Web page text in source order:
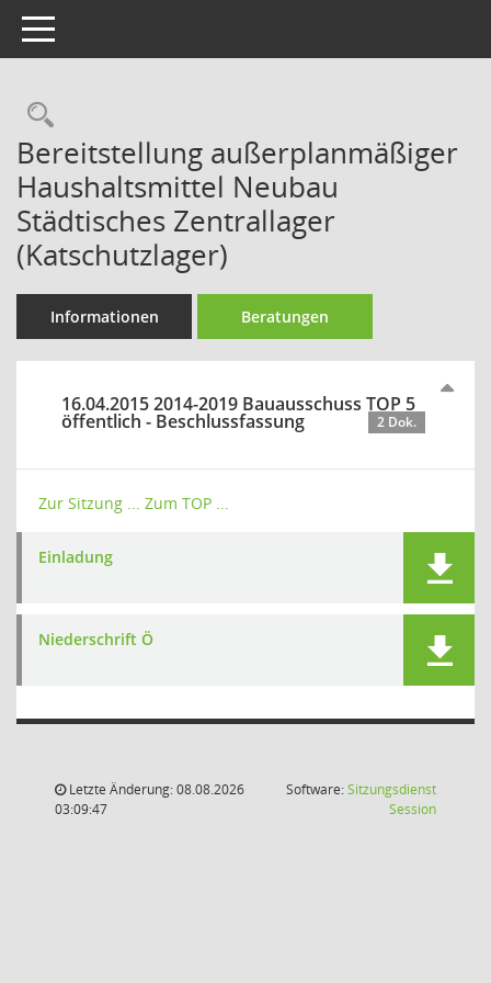
Toggle navigation
Rechercheauswahl
Bereitstellung außerplanmäßiger
Haushaltsmittel Neubau
Städtisches Zentrallager
(Katschutzlager)
Informationen Beratungen
16.04.2015 2014-2019 Bauausschuss TOP 5
öffentlich - Beschlussfassung 2 Dok.
Zur Sitzung ... Zum TOP ...
Einladung
Niederschrift Ö
Letzte Änderung: 08.08.2026
03:09:47
Software:Sitzungsdienst
Session(Wird in